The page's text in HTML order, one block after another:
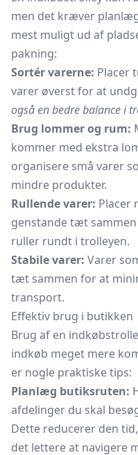
men det kræver
mest muligt ud af
pakning:
Sortér varerne: Placer
varer øverst for at
også en bedre balance i
Brug lommer og rum:
kommer med ekstra
organisere små varer
mindre produkter.
Rullende varer: Placer
genstande tæt
ruller rundt i trolleyen.
Stabile varer: Varer
tæt sammen for at
transport.
Effektiv brug i butikken
Brug af en
indkøb meget mere
er nogle praktiske tips:
Planlæg butiksruten:
afdelinger du skal
Dette reducerer den
det lettere at navigere